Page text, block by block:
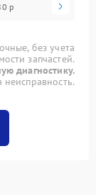
р
без учета
запчастей.
диагностику.